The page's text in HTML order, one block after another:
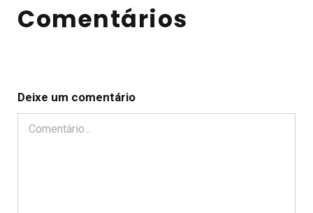
Comentários
Deixe um comentário
Comentário